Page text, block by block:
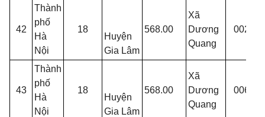
42
Thành
phố
Hà
Nội
18
Huyện
Gia Lâm
568.00
Xã
Dương
Quang
002
43
Thành
phố
Hà
Nội
18
Huyện
Gia Lâm
568.00
Xã
Dương
Quang
006